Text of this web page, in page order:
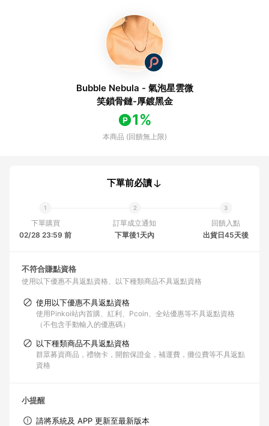
Bubble Nebula - 氣泡星雲微
笑鎖骨鏈-厚鍍黑金
1%
本商品 (回饋無上限)
下單前必讀
下單購買
02/28 23:59 前
訂單成立通知
下單後1天內
回饋入點
出貨日45天後
不符合賺點資格
使用以下優惠不具返點資格 以下種類商品不具返點資格
使用以下優惠不具返點資格
使用Pinkoi站內首購、紅利、Pcoin、全站優惠等不具返點資格
（不包含手動輸入的優惠碼）
以下種類商品不具返點資格
群眾募資商品，禮物卡，開館保證金，補運費，攤位費等不具返點
資格
小提醒
請將系統及 APP 更新至最新版本